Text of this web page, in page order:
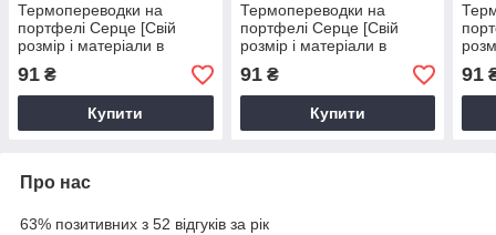
Термопереводки на
портфелі Серце [Свій
розмір і матеріали в
91 ₴
Купити
Термопереводки на
портфелі Серце [Свій
розмір і матеріали в
91₴
Купити
91
Про нас
63% позитивних з 52 відгуків за рік